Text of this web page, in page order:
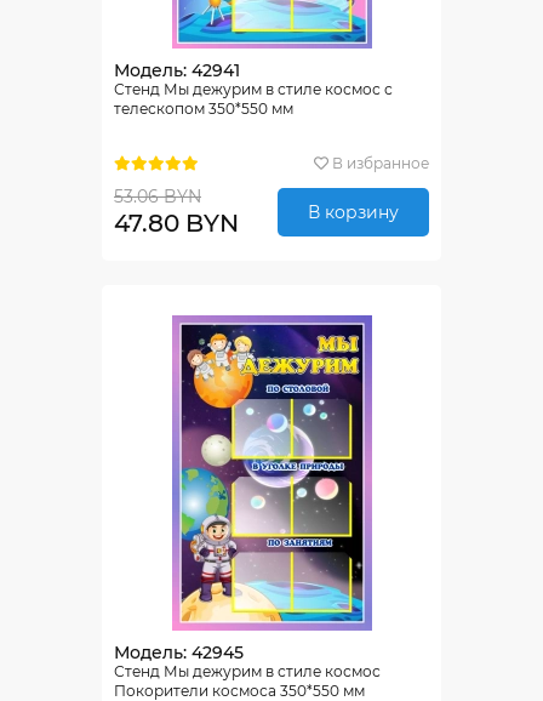
Модель: 42941
Стенд Мы дежурим в стиле космос с
телескопом 350*550 мм
В избранное
53.06 BYN
47.80 BYN В корзину
Модель: 42945
Стенд Мы дежурим в стиле космос
Покорители космоса 350*550 мм